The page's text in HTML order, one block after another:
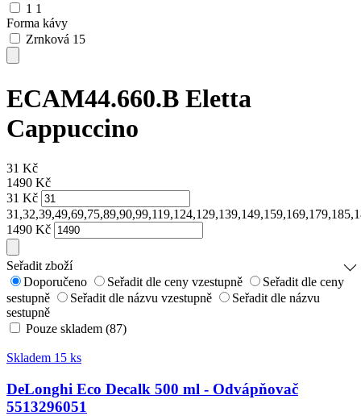
1 1
Forma kávy
Zrnková 15
ECAM44.660.B Eletta
Cappuccino
31 Kč
1490 Kč
31 Kč
1490 Kč
Seřadit zboží
Doporučeno
Seřadit dle ceny vzestupně
Seřadit dle ceny
sestupně
Seřadit dle názvu vzestupně
Seřadit dle názvu
sestupně
Pouze skladem (87)
Skladem 15 ks
DeLonghi Eco Decalk 500 ml - Odvápňovač
5513296051